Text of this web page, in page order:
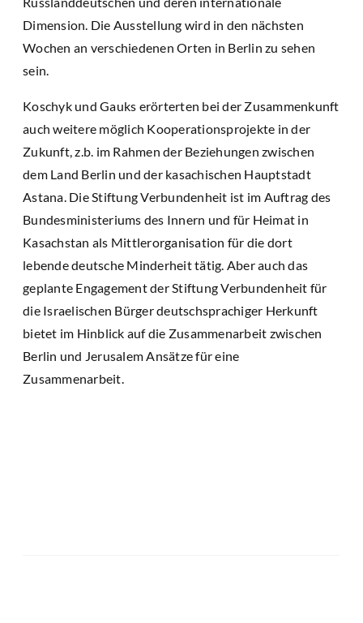
Dimension. Die Ausstellung wird in den nächsten
Wochen an verschiedenen Orten in Berlin zu sehen
sein.
Koschyk und Gauks erörterten bei der Zusammenkunft
auch weitere möglich Kooperationsprojekte in der
Zukunft, z.b. im Rahmen der Beziehungen zwischen
dem Land Berlin und der kasachischen Hauptstadt
Astana. Die Stiftung Verbundenheit ist im Auftrag des
Bundesministeriums des Innern und für Heimat in
Kasachstan als Mittlerorganisation für die dort
lebende deutsche Minderheit tätig. Aber auch das
geplante Engagement der Stiftung Verbundenheit für
die Israelischen Bürger deutschsprachiger Herkunft
bietet im Hinblick auf die Zusammenarbeit zwischen
Berlin und Jerusalem Ansätze für eine
Zusammenarbeit.